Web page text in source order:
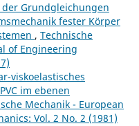
der Grundgleichungen
fester Körper
, Technische
of Engineering
viskoelastisches
im ebenen
Mechanik - European
Vol. 2 No. 2 (1981)